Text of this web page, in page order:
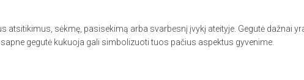
atsitikimus, sėkmę, pasisekimą arba svarbesnį įvykį ateityje. Gegutė
gegutė kukuoja gali simbolizuoti tuos pačius aspektus gyvenime.